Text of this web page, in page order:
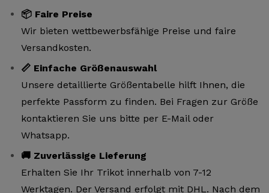
📦 Faire Preise
Wir bieten wettbewerbsfähige Preise und faire
Versandkosten.
📏 Einfache Größenauswahl
Unsere detaillierte Größentabelle hilft Ihnen, die
perfekte Passform zu finden. Bei Fragen zur Größe
kontaktieren Sie uns bitte per E-Mail oder
Whatsapp.
🚚 Zuverlässige Lieferung
Erhalten Sie Ihr Trikot innerhalb von 7-12
Werktagen. Der Versand erfolgt mit DHL. Nach dem